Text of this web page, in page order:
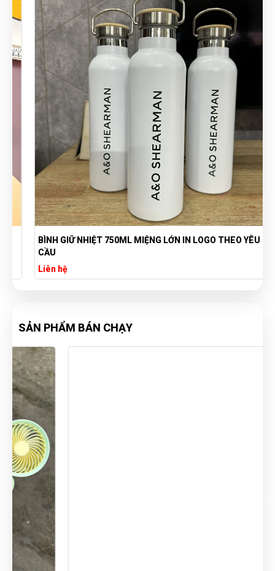
BÌNH GIỮ NHIỆT 750ML MIỆNG LỚN IN LOGO THEO YÊU
CẦU
Liên hệ
SẢN PHẨM BÁN CHẠY